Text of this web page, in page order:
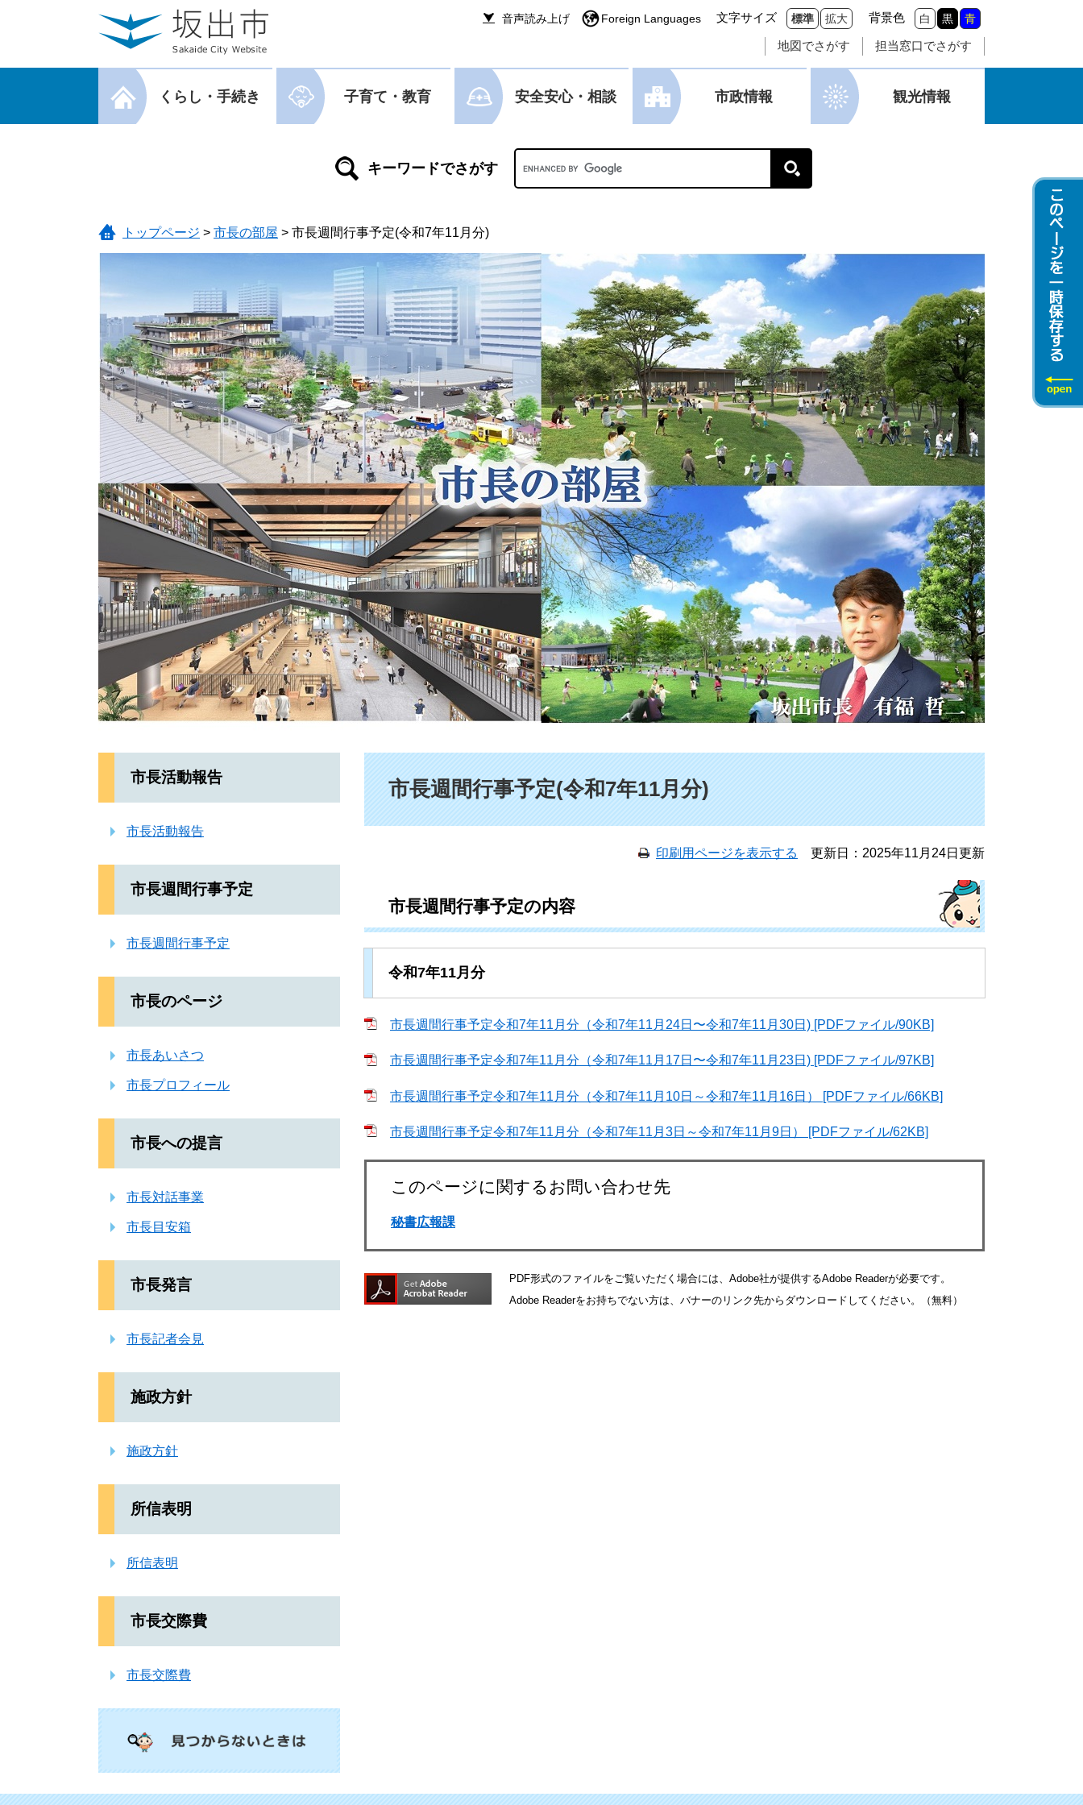
音声読み上げ Foreign Languages 文字サイズ 標準 拡大 背景色 白 黒 青
地図でさがす 担当窓口でさがす
メニューを閉じる
くらし・手続き 子育て・教育 安全安心・相談 市政情報 観光情報
Googleカスタム検索
トップページ > 市長の部屋 > 市長週間行事予定(令和7年11月分)
市長活動報告
市長活動報告
市長週間行事予定
市長週間行事予定
市長のページ
市長あいさつ
市長プロフィール
市長への提言
市長対話事業
市長目安箱
市長発言
市長記者会見
施政方針
施政方針
所信表明
所信表明
市長交際費
市長交際費
市長週間行事予定(令和7年11月分)
印刷用ページを表示する 更新日：2025年11月24日更新
市長週間行事予定の内容
令和7年11月分
市長週間行事予定令和7年11月分（令和7年11月24日〜令和7年11月30日) [PDFファイル/90KB]
市長週間行事予定令和7年11月分（令和7年11月17日〜令和7年11月23日) [PDFファイル/97KB]
市長週間行事予定令和7年11月分（令和7年11月10日～令和7年11月16日） [PDFファイル/66KB]
市長週間行事予定令和7年11月分（令和7年11月3日～令和7年11月9日） [PDFファイル/62KB]
このページに関するお問い合わせ先
秘書広報課
PDF形式のファイルをご覧いただく場合には、Adobe社が提供するAdobe Readerが必要です。
Adobe Readerをお持ちでない方は、バナーのリンク先からダウンロードしてください。（無料）